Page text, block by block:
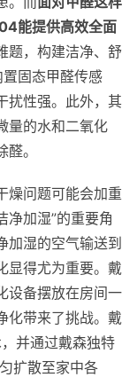
能提供高效全面
题，构建洁净、舒
固态甲醛传感
扰性强。此外，其
量的水和二氧化
。
燥问题可能会加重
净加湿”的重要角
加湿的空气输送到
显得尤为重要。戴
设备摆放在房间一
化带来了挑战。戴
并通过戴森独特
扩散至家中各